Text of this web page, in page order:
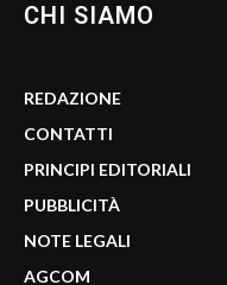
CHI SIAMO
REDAZIONE
CONTATTI
PRINCIPI EDITORIALI
PUBBLICITÀ
NOTE LEGALI
AGCOM